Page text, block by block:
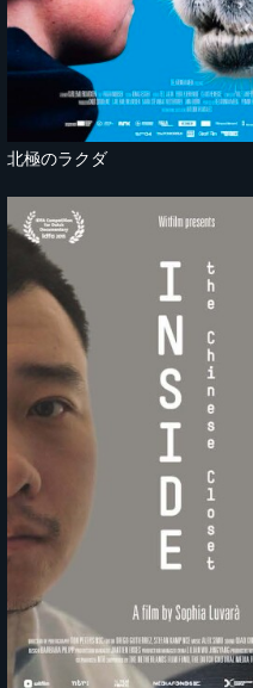
北極のラクダ